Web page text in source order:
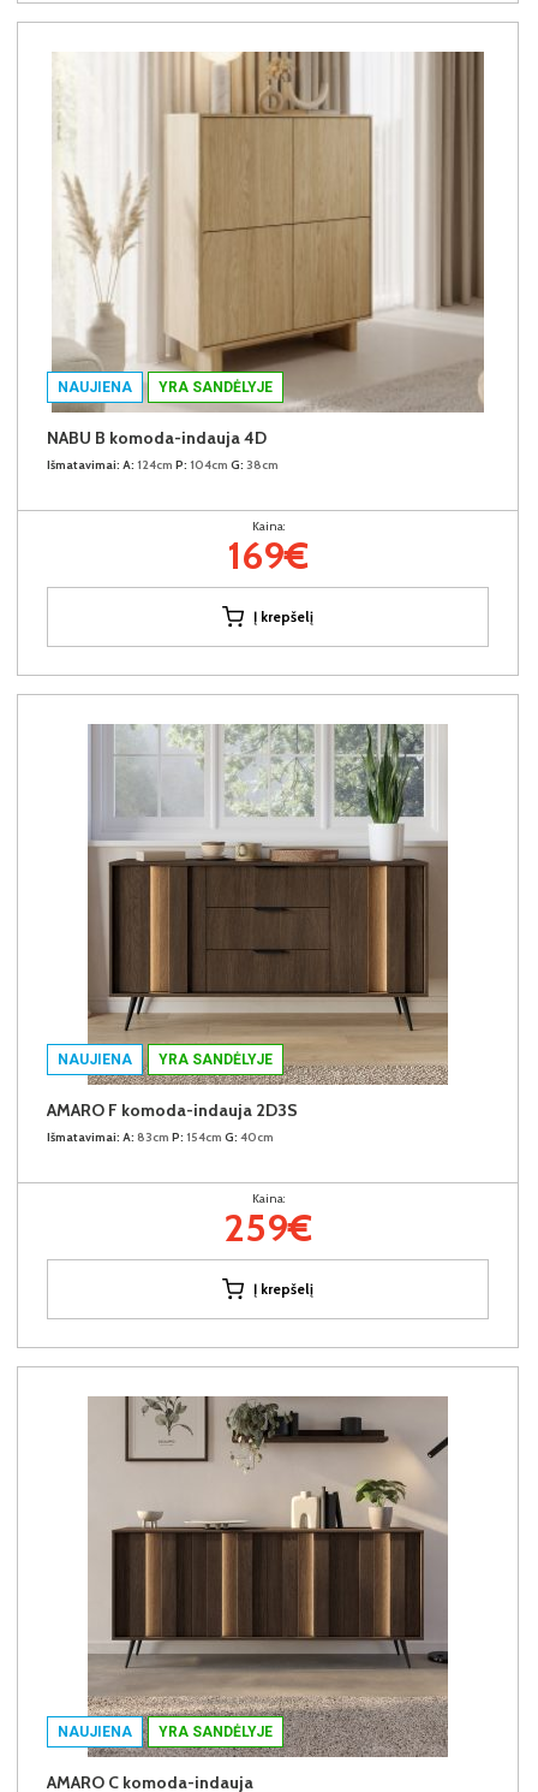
NAUJIENA YRA SANDĖLYJE
NABU B komoda-indauja 4D
Išmatavimai: A: 124cm P: 104cm G: 38cm
Kaina:
169€
Į krepšelį
NAUJIENA YRA SANDĖLYJE
AMARO F komoda-indauja 2D3S
Išmatavimai: A: 83cm P: 154cm G: 40cm
Kaina:
259€
Į krepšelį
NAUJIENA YRA SANDĖLYJE
AMARO C komoda-indauja